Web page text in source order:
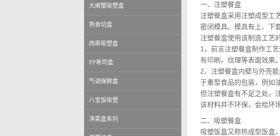
大阐蟹吸塑盒
熟食切盒
肉串吸塑盒
PP寿司盒
气调保鲜盒
八宝饭吸塑
净菜盒系列
一、注塑餐盒
注塑餐盒采用注塑成型工
密闭模具。模具有上、下
注塑餐盒使用该制造工艺
1，前言注塑餐盒制作工
有印刷、纹理等表面效果。
2、注塑餐盒内壁与外壳
于重型食品的包装，例如
但注塑餐盒有不足之处。
该材料并不环保，会给环
二、吸塑餐盒
吸塑饭盒又称热成型饭盒